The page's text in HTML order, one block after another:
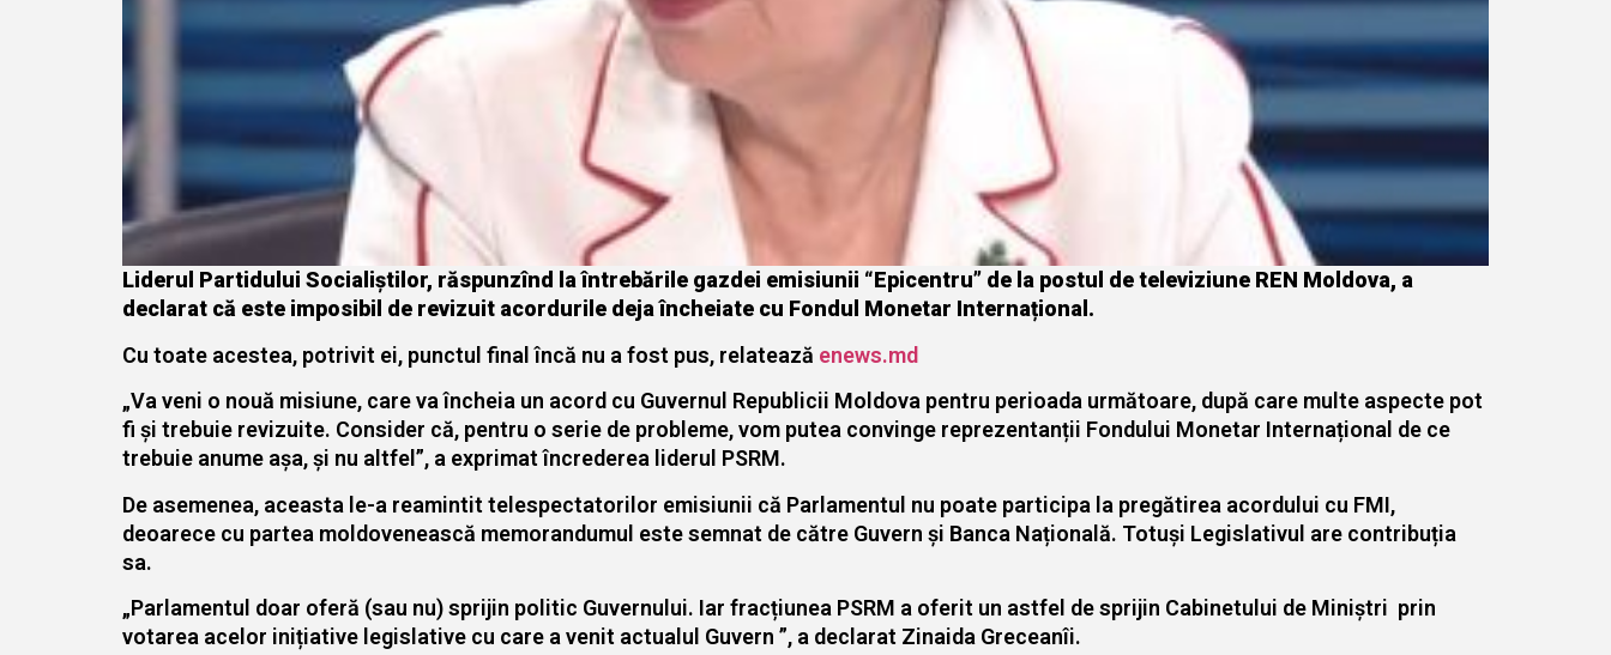
Liderul Partidului Socialiștilor, răspunzînd la întrebările gazdei emisiunii “Epicentru” de la postul de televiziune REN Moldova, a
declarat că este imposibil de revizuit acordurile deja încheiate cu Fondul Monetar Internațional.
Cu toate acestea, potrivit ei, punctul final încă nu a fost pus, relatează enews.md
„Va veni o nouă misiune, care va încheia un acord cu Guvernul Republicii Moldova pentru perioada următoare, după care multe aspecte pot
fi și trebuie revizuite. Consider că, pentru o serie de probleme, vom putea convinge reprezentanții Fondului Monetar Internațional de ce
trebuie anume așa, și nu altfel”, a exprimat încrederea liderul PSRM.
De asemenea, aceasta le-a reamintit telespectatorilor emisiunii că Parlamentul nu poate participa la pregătirea acordului cu FMI,
deoarece cu partea moldovenească memorandumul este semnat de către Guvern și Banca Națională. Totuși Legislativul are contribuția
sa.
„Parlamentul doar oferă (sau nu) sprijin politic Guvernului. Iar fracțiunea PSRM a oferit un astfel de sprijin Cabinetului de Miniștri prin
votarea acelor inițiative legislative cu care a venit actualul Guvern ”, a declarat Zinaida Greceanîi.